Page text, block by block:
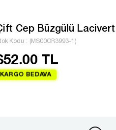
Cep Büzgülü
Kodu (MS00OR3993-1)
TL
KARGO BEDAVA